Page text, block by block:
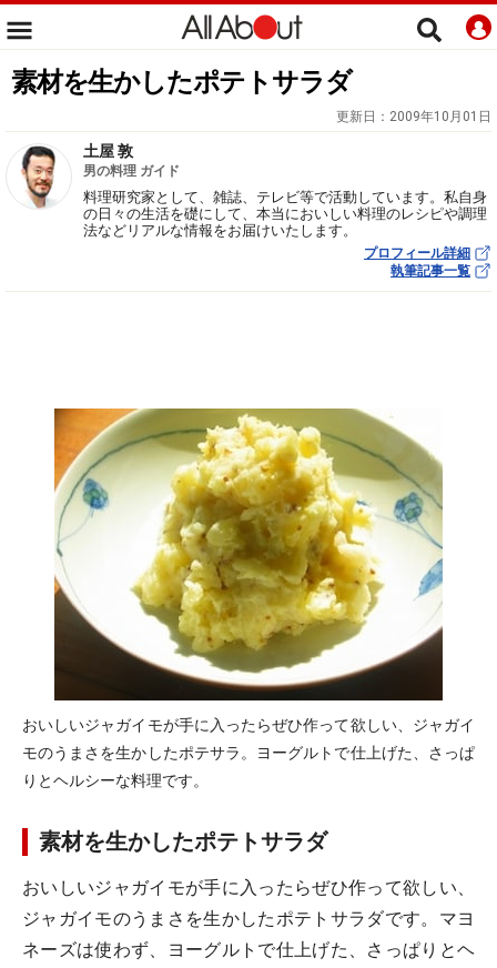
素材を生かしたポテトサラダ
更新日： 2009年10月01日
土屋 敦
男の料理 ガイド
料理研究家として、雑誌、テレビ等で活動しています。私自身
の日々の生活を礎にして、本当においしい料理のレシピや調理
法などリアルな情報をお届けいたします。
プロフィール詳細
執筆記事一覧
おいしいジャガイモが手に入ったらぜひ作って欲しい、ジャガイ
モのうまさを生かしたポテサラ。ヨーグルトで仕上げた、さっぱ
りとヘルシーな料理です。
素材を生かしたポテトサラダ
おいしいジャガイモが手に入ったらぜひ作って欲しい、
ジャガイモのうまさを生かしたポテトサラダです。マヨ
ネーズは使わず、ヨーグルトで仕上げた、さっぱりとヘ